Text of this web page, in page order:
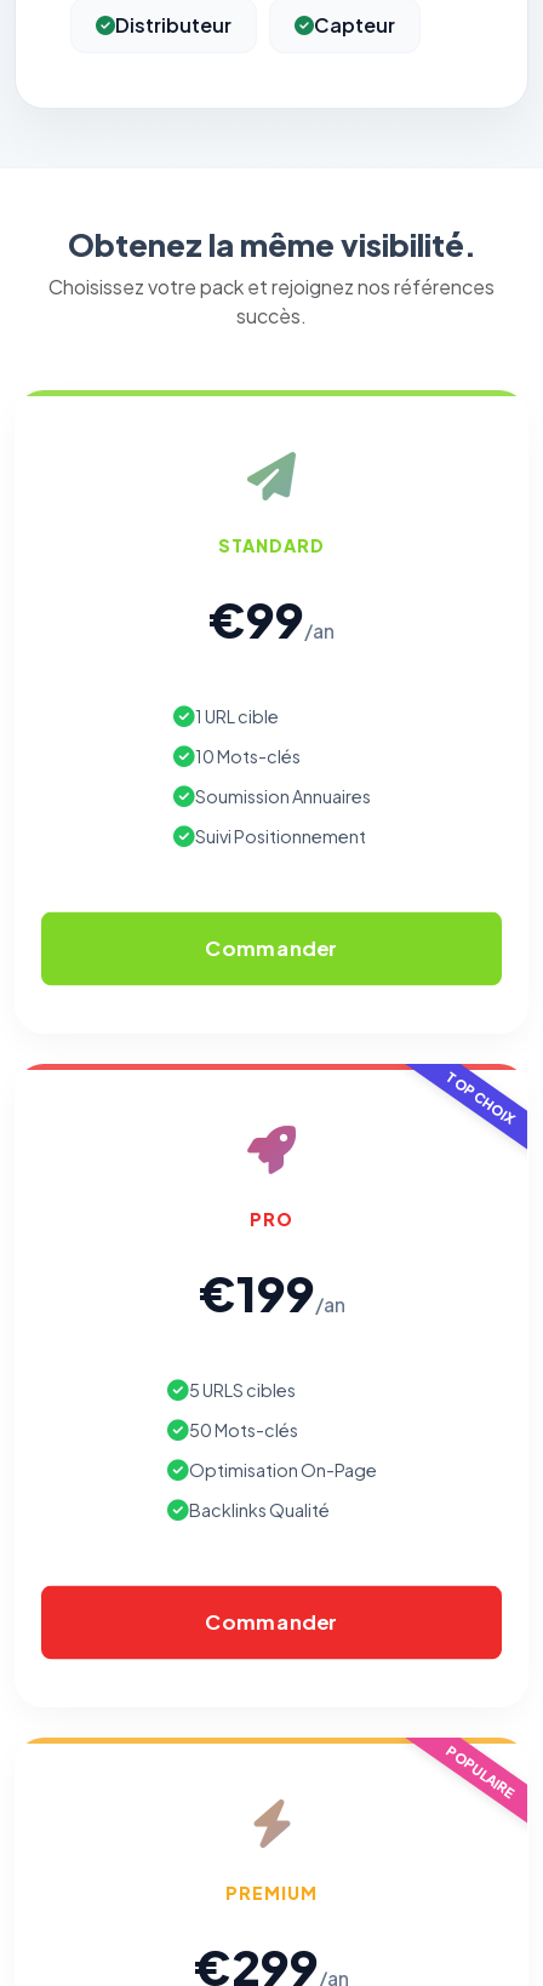
Distributeur Capteur
Obtenez la même visibilité.
Choisissez votre pack et rejoignez nos références
succès.
STANDARD
€99/an
1 URL cible
10 Mots-clés
Soumission Annuaires
Suivi Positionnement
Commander
TOP CHOIX
PRO
€199/an
5 URLS cibles
50 Mots-clés
Optimisation On-Page
Backlinks Qualité
Commander
POPULAIRE
PREMIUM
€299/an
TOUJOURS ACTIF
peuvent pas être désactivés.
Cookies analytiques